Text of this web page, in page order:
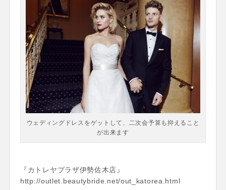
ウェディングドレスをゲットして、二次会予算も抑えること
が出来ます
『カトレヤプラザ伊勢佐木店』
http://outlet.beautybride.net/out_katorea.html